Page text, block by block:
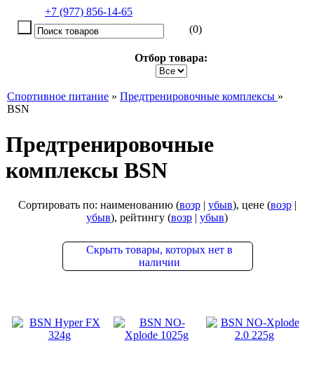
+7 (977) 856-14-65
(0)
Отбор товара:
Спортивное питание » Предтренировочные комплексы »
BSN
Предтренировочные
комплексы BSN
Сортировать по: наименованию (возр| убыв), цене (возр|
убыв), рейтингу (возр | убыв)
Скрыть товары, которых нет в
наличии